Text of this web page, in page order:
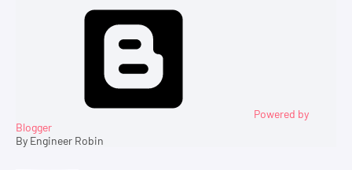
Powered by
Blogger
By Engineer Robin